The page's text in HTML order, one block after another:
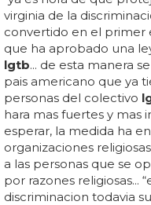
virginia de la
convertido en el primer
que ha aprobado una
lgtb... de esta manera
pais americano que ya
personas del colectivo
hara mas fuertes y mas
esperar, la medida ha
organizaciones
a las personas que se
por razones religiosas...
discriminacion todavia